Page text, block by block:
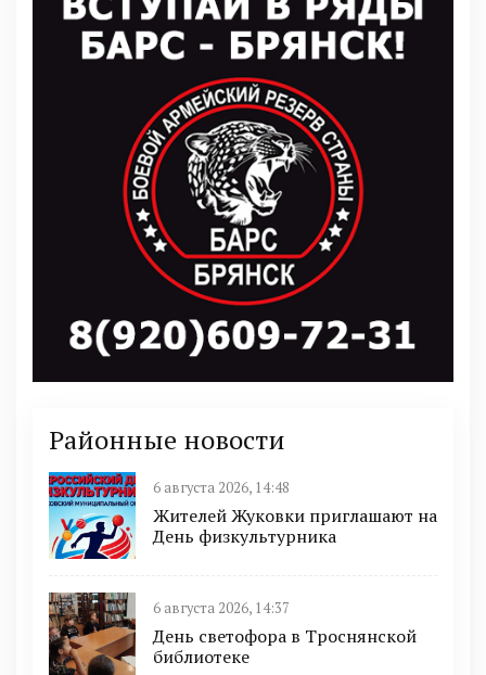
Районные новости
6 августа 2026, 14:48
Жителей Жуковки приглашают на
День физкультурника
6 августа 2026, 14:37
День светофора в Троснянской
библиотеке